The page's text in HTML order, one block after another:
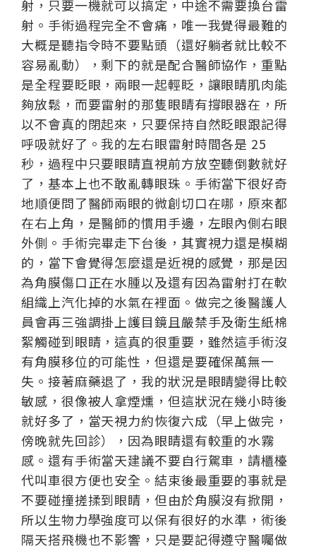
射，只要一機就可以搞定，中途不需要換台雷
射。手術過程完全不會痛，唯一我覺得最難的
大概是聽指令時不要點頭（還好躺者就比較不
容易亂動），剩下的就是配合醫師協作，重點
是全程要眨眼，兩眼一起輕眨，讓眼睛肌肉能
夠放鬆，而要雷射的那隻眼睛有撐眼器在，所
以不會真的閉起來，只要保持自然眨眼跟記得
呼吸就好了。我的左右眼雷射時間各是 25
秒，過程中只要眼睛直視前方放空聽倒數就好
了，基本上也不敢亂轉眼珠。手術當下很好奇
地順便問了醫師兩眼的微創切口在哪，原來都
在右上角，是醫師的慣用手邊，左眼內側右眼
外側。手術完畢走下台後，其實視力還是模糊
的，當下會覺得怎麼還是近視的感覺，那是因
為角膜傷口正在水腫以及還有因為雷射打在軟
組織上汽化掉的水氣在裡面。做完之後醫護人
員會再三強調掛上護目鏡且嚴禁手及衛生紙棉
絮觸碰到眼睛，這真的很重要，雖然這手術沒
有角膜移位的可能性，但還是要確保萬無一
失。接著麻藥退了，我的狀況是眼睛變得比較
敏感，很像被人拿煙燻，但這狀況在幾小時後
就好多了，當天視力約恢復六成（早上做完，
傍晚就先回診），因為眼睛還有較重的水霧
感。還有手術當天建議不要自行駕車，請櫃檯
代叫車很方便也安全。結束後最重要的事就是
不要碰撞搓揉到眼睛，但由於角膜沒有掀開，
所以生物力學強度可以保有很好的水準，術後
隔天搭飛機也不影響，只是要記得遵守醫囑做